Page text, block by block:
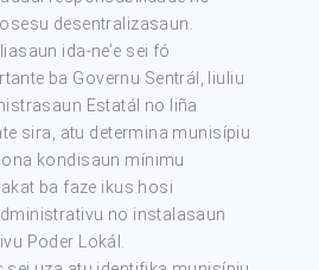
desentralizasaun.
ida-ne’e sei fó
ba Governu Sentrál, liuliu
Estatál no liña
sira, atu determina munisípiu
ona kondisaun mínimu
ba faze ikus hosi
no instalasaun
Poder Lokál.